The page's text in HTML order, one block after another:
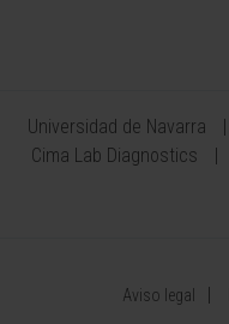
Universidad de Navarra
Cima Lab Diagnostics
Aviso legal